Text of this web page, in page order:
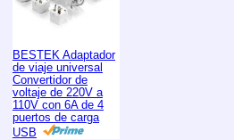
BESTEK Adaptador
de viaje universal
Convertidor de
voltaje de 220V a
110V con 6A de 4
puertos de carga
USB